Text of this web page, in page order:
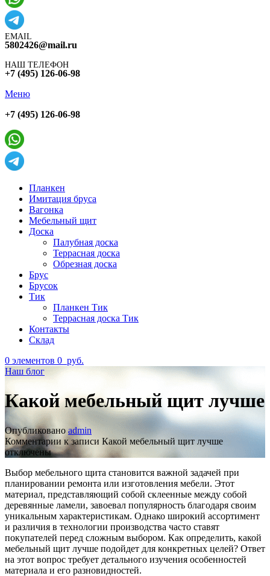
EMAIL
5802426@mail.ru
НАШ ТЕЛЕФОН
+7 (495) 126-06-98
Меню
+7 (495) 126-06-98
Планкен
Имитация бруса
Вагонка
Мебельный щит
Доска
Палубная доска
Террасная доска
Обрезная доска
Брус
Брусок
Тик
Планкен Тик
Террасная доска Тик
Контакты
Склад
0 элементов 0 руб.
Наш блог
Какой мебельный щит лучше
Опубликовано admin
Комментариик записи Какой мебельный щит лучше
отключены
Выбор мебельного щита становится важной задачей при
планировании ремонта или изготовления мебели. Этот
материал, представляющий собой склеенные между собой
деревянные ламели, завоевал популярность благодаря своим
уникальным характеристикам. Однако широкий ассортимент
и различия в технологии производства часто ставят
покупателей перед сложным выбором. Как определить, какой
мебельный щит лучше подойдет для конкретных целей? Ответ
на этот вопрос требует детального изучения особенностей
материала и его разновидностей.